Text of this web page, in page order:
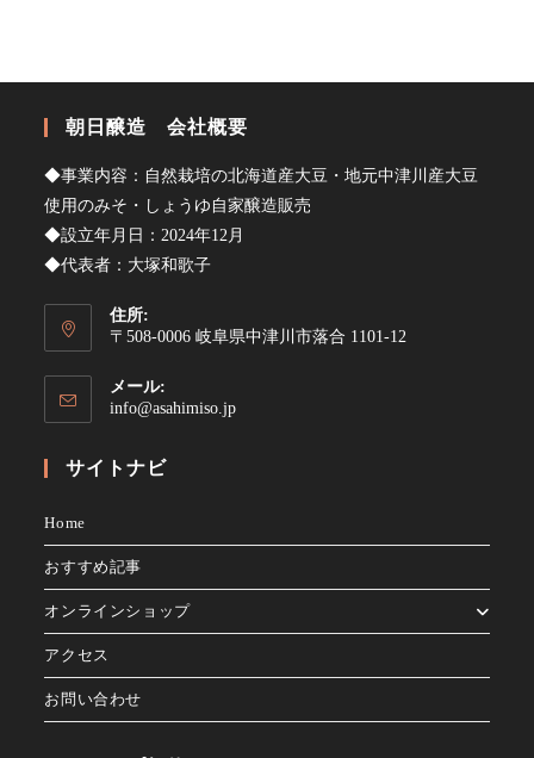
朝日醸造 会社概要
◆事業内容：自然栽培の北海道産大豆・地元中津川産大豆
使用のみそ・しょうゆ自家醸造販売
◆設立年月日：2024年12月
◆代表者：大塚和歌子
住所:
〒508-0006 岐阜県中津川市落合 1101-12
メール:
info@asahimiso.jpア
サイトナビ
Home
おすすめ記事
オンラインショップ
アクセス
お問い合わせ